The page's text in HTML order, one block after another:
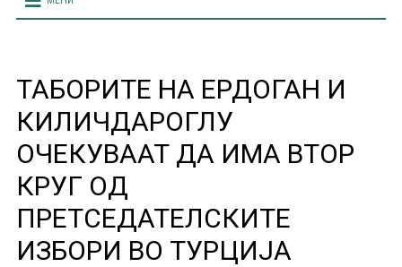
ТАБОРИТЕ НА ЕРДОГАН И
КИЛИЧДАРОГЛУ
ОЧЕКУВААТ ДА ИМА ВТОР
КРУГ ОД
ПРЕТСЕДАТЕЛСКИТЕ
ИЗБОРИ ВО ТУРЦИЈА